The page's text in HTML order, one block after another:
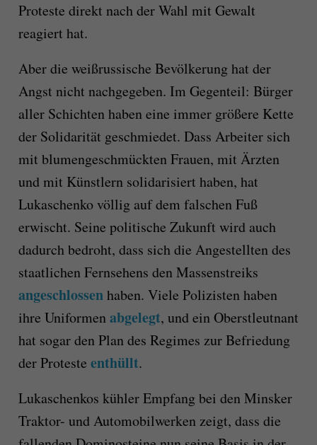
Proteste direkt nach der Wahl mit Gewalt
reagiert hat.
Aber die weißrussische Bevölkerung hat der
Angst nicht nachgegeben. Im Gegenteil: Bürger
aller Schichten haben eine immer größere Kette
der Solidarität geschmiedet. Dass Arbeiter sich
mit blumengeschmückten Frauen, mit Ärzten
und mit Künstlern solidarisiert haben, hat
Lukaschenko völlig auf dem falschen Fuß
erwischt. Seine politische Zukunft wird auch
dadurch bedroht, dass sich die Angestellten des
staatlichen Fernsehens den Massenstreiks
angeschlossenhaben. Viele Polizisten haben
ihre Uniformenabgelegt, und ein Oberstleutnant
hat sogar den Plan des Regimes zur Befriedung
der Proteste enthüllt.
Lukaschenkos kühler Empfang bei den Minsker
Traktor- und Automobilwerken zeigt, dass die